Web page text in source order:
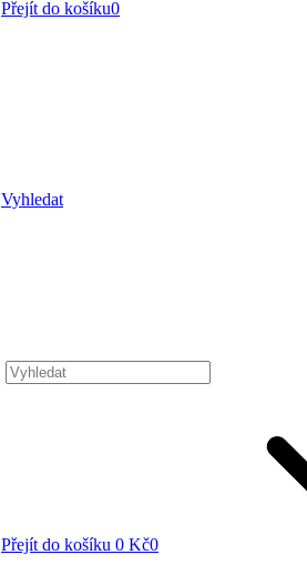
Přejít do košíku0
Vyhledat
Přejít do košíku 0 Kč0